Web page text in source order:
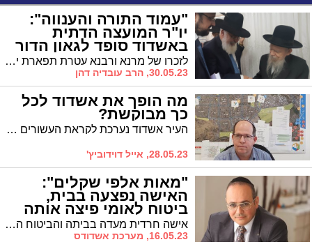
"עמוד התורה והענווה":
יו"ר המועצה הדתית
באשדוד סופד לגאון הדור
לזכרו של מרנא ורבנא עטרת תפארת ישראל מרן ראש הישיבה רבינו הגדול הגאון רבי ירחמיאל גרשון אדלשטיין זצוק"ל * הרב עובדיה דהן, יו"ר המועצה הדתית אשדוד, בנטפי תנחומין
30.05.23, הרב עובדיה דהן
מה הופך את אשדוד לכל
כך מבוקשת?
העיר אשדוד נערכת לקראת העשורים הבאים והפיכתה למטרופולין ענק עם למעלה מ-300 אלף תושבים הודות ליישום הסכם הגג בעיר * מה הופך את אשדוד לכל כך מבוקשת? * ראש מנהלת הסכם הגג באשדוד אייל דוידוביץ' במאמר מיוחד
28.05.23, אייל דוידוביץ'
"מאות אלפי שקלים":
האישה נפצעה בבית,
ביטוח לאומי פיצה אותה
אישה חרדית מעדה בביתה והביטוח הלאומי נאלץ להכיר באירוע כ'תאונת עבודה' ולפצות אותה במאות אלפי שקלים
16.05.23, מערכת אשדודס